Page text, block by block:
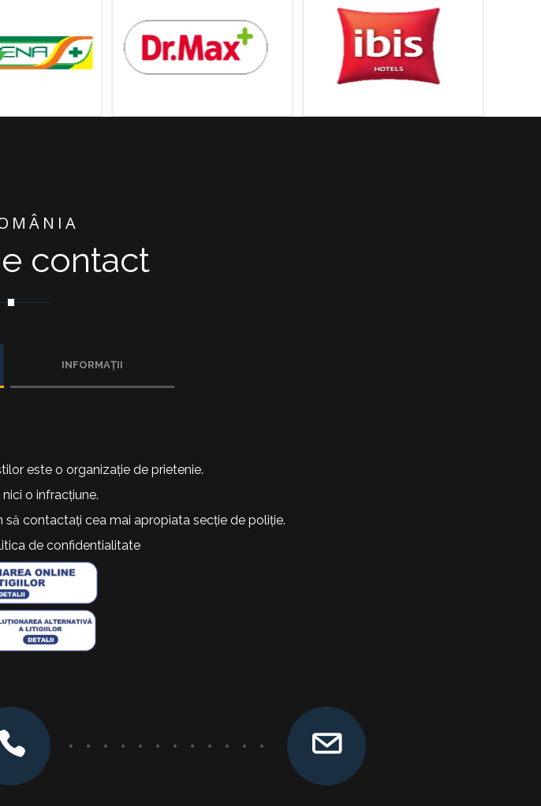
contact
INFORMAȚII
este o organizație de prietenie.
o infracțiune.
să contactați cea mai apropiata secție de poliție.
de confidentialitate